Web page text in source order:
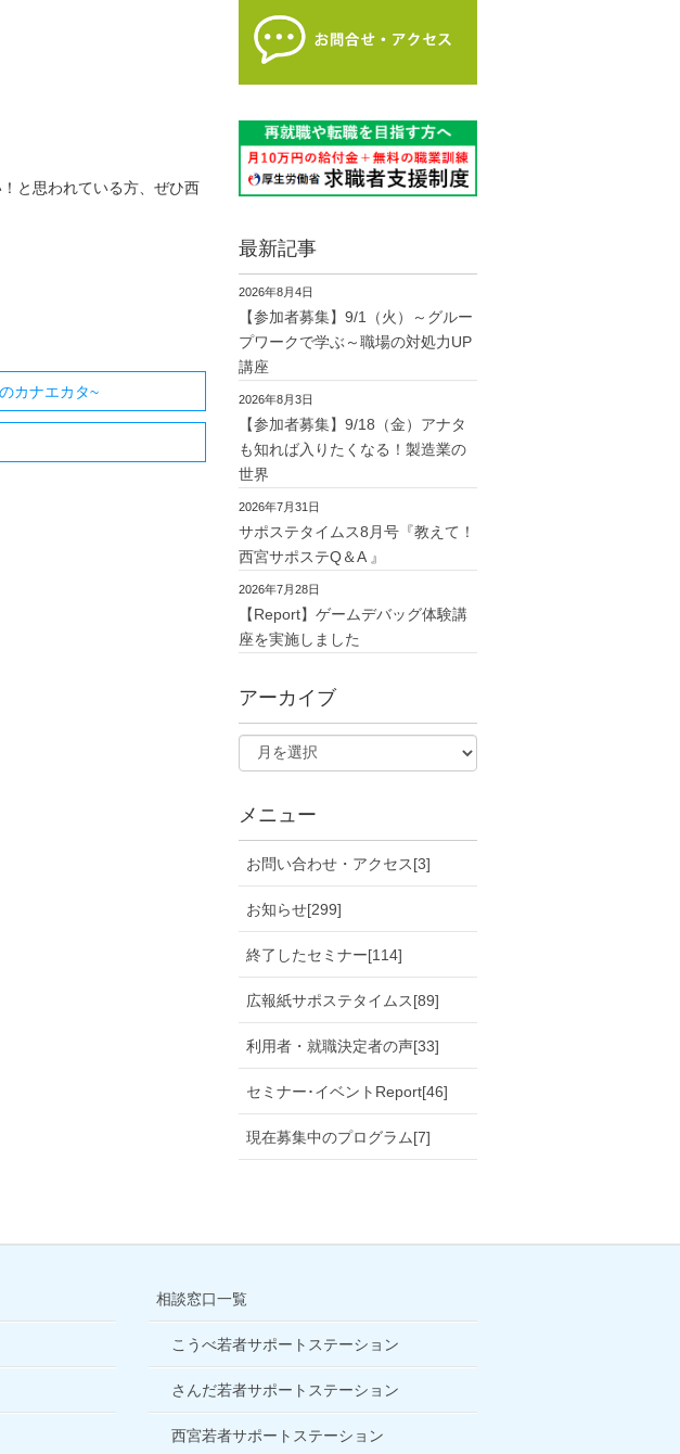
と思われている方、ぜひ西
カナエカタ~
最新記事
2026年8月4日
【参加者募集】9/1（火）～グルー
プワークで学ぶ～職場の対処力UP
講座
2026年8月3日
【参加者募集】9/18（金）アナタ
も知れば入りたくなる！製造業の
世界
2026年7月31日
サポステタイムス8月号『教えて！
西宮サポステQ＆A 』
2026年7月28日
【Report】ゲームデバッグ体験講
座を実施しました
アーカイブ
メニュー
お問い合わせ・アクセス[3]
お知らせ[299]
終了したセミナー[114]
広報紙サポステタイムス[89]
利用者・就職決定者の声[33]
セミナー･イベントReport[46]
現在募集中のプログラム[7]
相談窓口一覧
こうべ若者サポートステーション
さんだ若者サポートステーション
西宮若者サポートステーション